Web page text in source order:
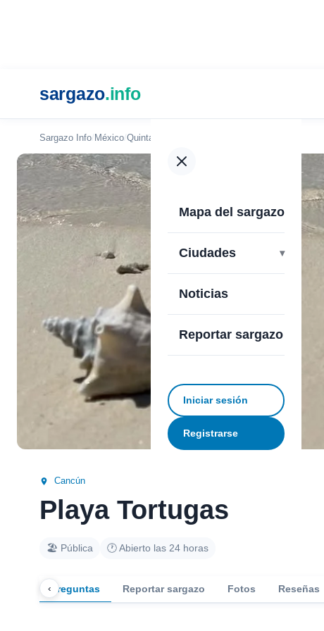
sargazo.info
Mapa del sargazo
Ciudades
Noticias
Reportar sargazo
Iniciar sesión
Registrarse
Sargazo Info México Quintana Roo
Cancún
Playa Tortugas
🏖️ Pública 🕐 Abierto las 24 horas
‹ Preguntas Reportar sargazo Fotos Reseñas